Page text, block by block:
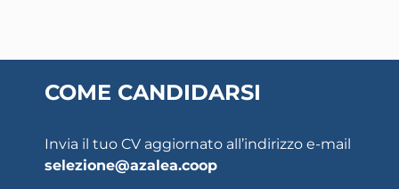
COME CANDIDARSI
Invia il tuo CV aggiornato all’indirizzo e-mail
selezione@azalea.coop